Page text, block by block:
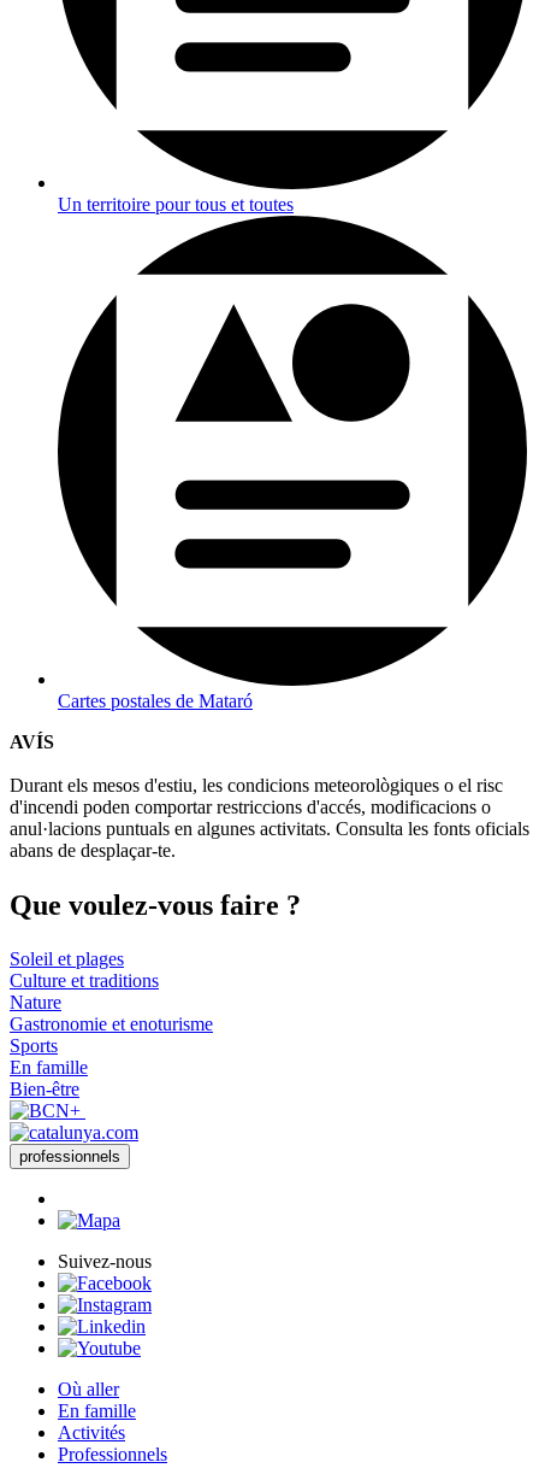
Un territoire pour tous et toutes
Cartes postales de Mataró
AVÍS
Durant els mesos d'estiu, les condicions meteorològiques o el risc
d'incendi poden comportar restriccions d'accés, modificacions o
anul·lacions puntuals en algunes activitats. Consulta les fonts oficials
abans de desplaçar-te.
Que voulez-vous faire ?
Soleil et plages
Culture et traditions
Nature
Gastronomie et enoturisme
Sports
En famille
Bien-être
professionnels
Suivez-nous
Où aller
En famille
Activités
Professionnels